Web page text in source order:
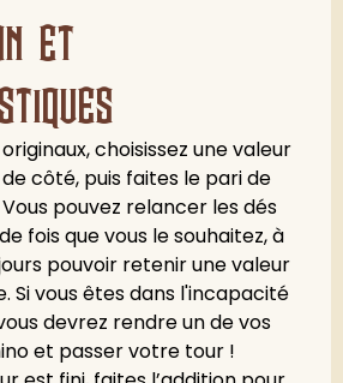
et
choisissez une valeur
côté, puis faites le pari de
pouvez relancer les dés
fois que vous le souhaitez, à
pouvoir retenir une valeur
Si vous êtes dans l'incapacité
devrez rendre un de vos
et passer votre tour !